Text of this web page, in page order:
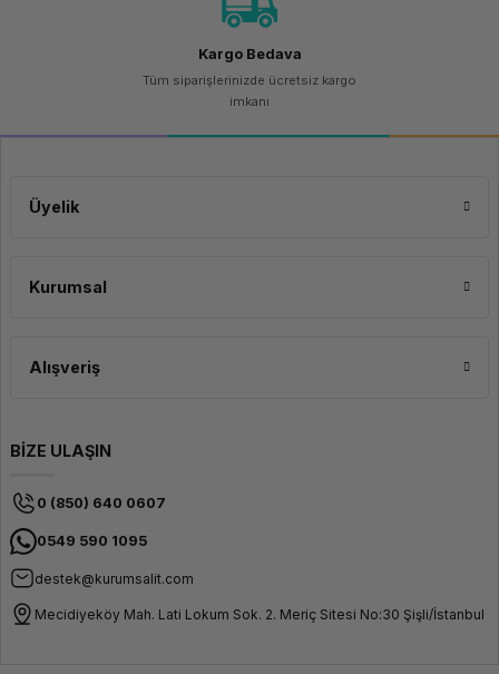
Kargo Bedava
Tüm siparişlerinizde ücretsiz kargo
imkanı
Üyelik
Kurumsal
Alışveriş
BİZE ULAŞIN
0 (850) 640 0607
0549 590 1095
destek@kurumsalit.com
Mecidiyeköy Mah. Lati Lokum Sok. 2. Meriç Sitesi No:30 Şişli/İstanbul